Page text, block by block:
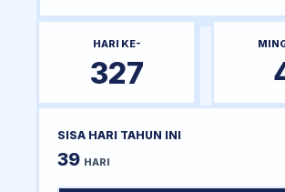
HARI KE-
327
SISA HARI TAHUN INI
39 HARI